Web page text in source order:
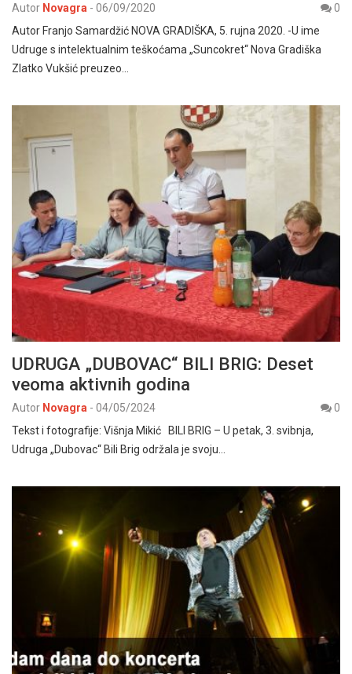
Autor Novagra - 06/09/2020
0
Autor Franjo Samardžić NOVA GRADIŠKA, 5. rujna 2020. -U ime
Udruge s intelektualnim teškoćama „Suncokret“ Nova Gradiška
Zlatko Vukšić preuzeo…
UDRUGA „DUBOVAC“ BILI BRIG: Deset
veoma aktivnih godina
Autor Novagra - 04/05/2024
0
Tekst i fotografije: Višnja Mikić BILI BRIG – U petak, 3. svibnja,
Udruga „Dubovac“ Bili Brig održala je svoju…